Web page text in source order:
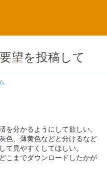
望を投稿して
を分かるようにして欲しい。
色、薄黄色などと分けるなど
て見やすくしてほしい。
こまでダウンロードしたかが